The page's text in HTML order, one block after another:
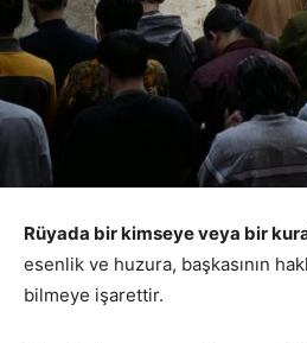
Rüyada bir kimseye veya bir
esenlik ve huzura, başkasının
bilmeye işarettir.